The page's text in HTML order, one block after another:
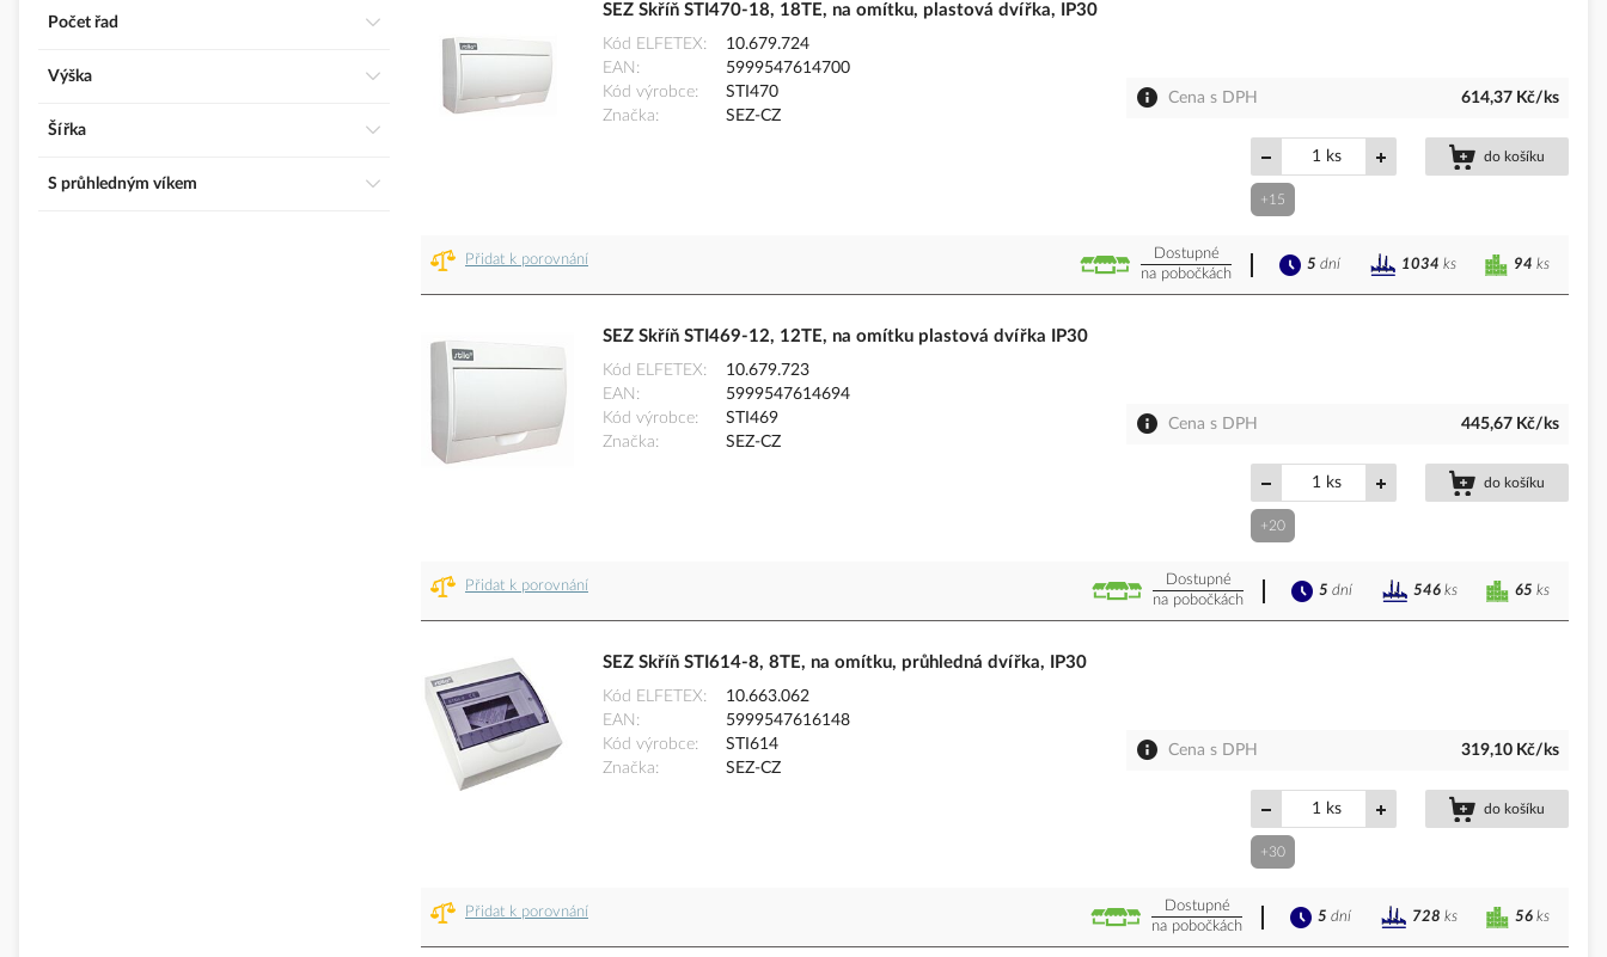
SEZ Skříň STI470-18, 18TE, na omítku, plastová dvířka, IP30
Kód ELFETEX
10.679.724
EAN
5999547614700
Kód výrobce
STI470
Značka
SEZ-CZ
Cena s DPH 614,37 Kč/ks
ks do košíku
+15
Přidat k porovnání
Dostupné
na pobočkách
94 ks
5 dní 1034 ks
SEZ Skříň STI469-12, 12TE, na omítku plastová dvířka IP30
Kód ELFETEX
10.679.723
EAN
5999547614694
Kód výrobce
STI469
Značka
SEZ-CZ
Cena s DPH 445,67 Kč/ks
ks do košíku
+20
Přidat k porovnání
Dostupné
na pobočkách
65 ks
5 dní 546 ks
SEZ Skříň STI614-8, 8TE, na omítku, průhledná dvířka, IP30
Kód ELFETEX
10.663.062
EAN
5999547616148
Kód výrobce
STI614
Značka
SEZ-CZ
Cena s DPH 319,10 Kč/ks
ks do košíku
+30
Přidat k porovnání
Dostupné
na pobočkách
56 ks
5 dní 728 ks
Počet řad
Výška
Šířka
S průhledným víkem